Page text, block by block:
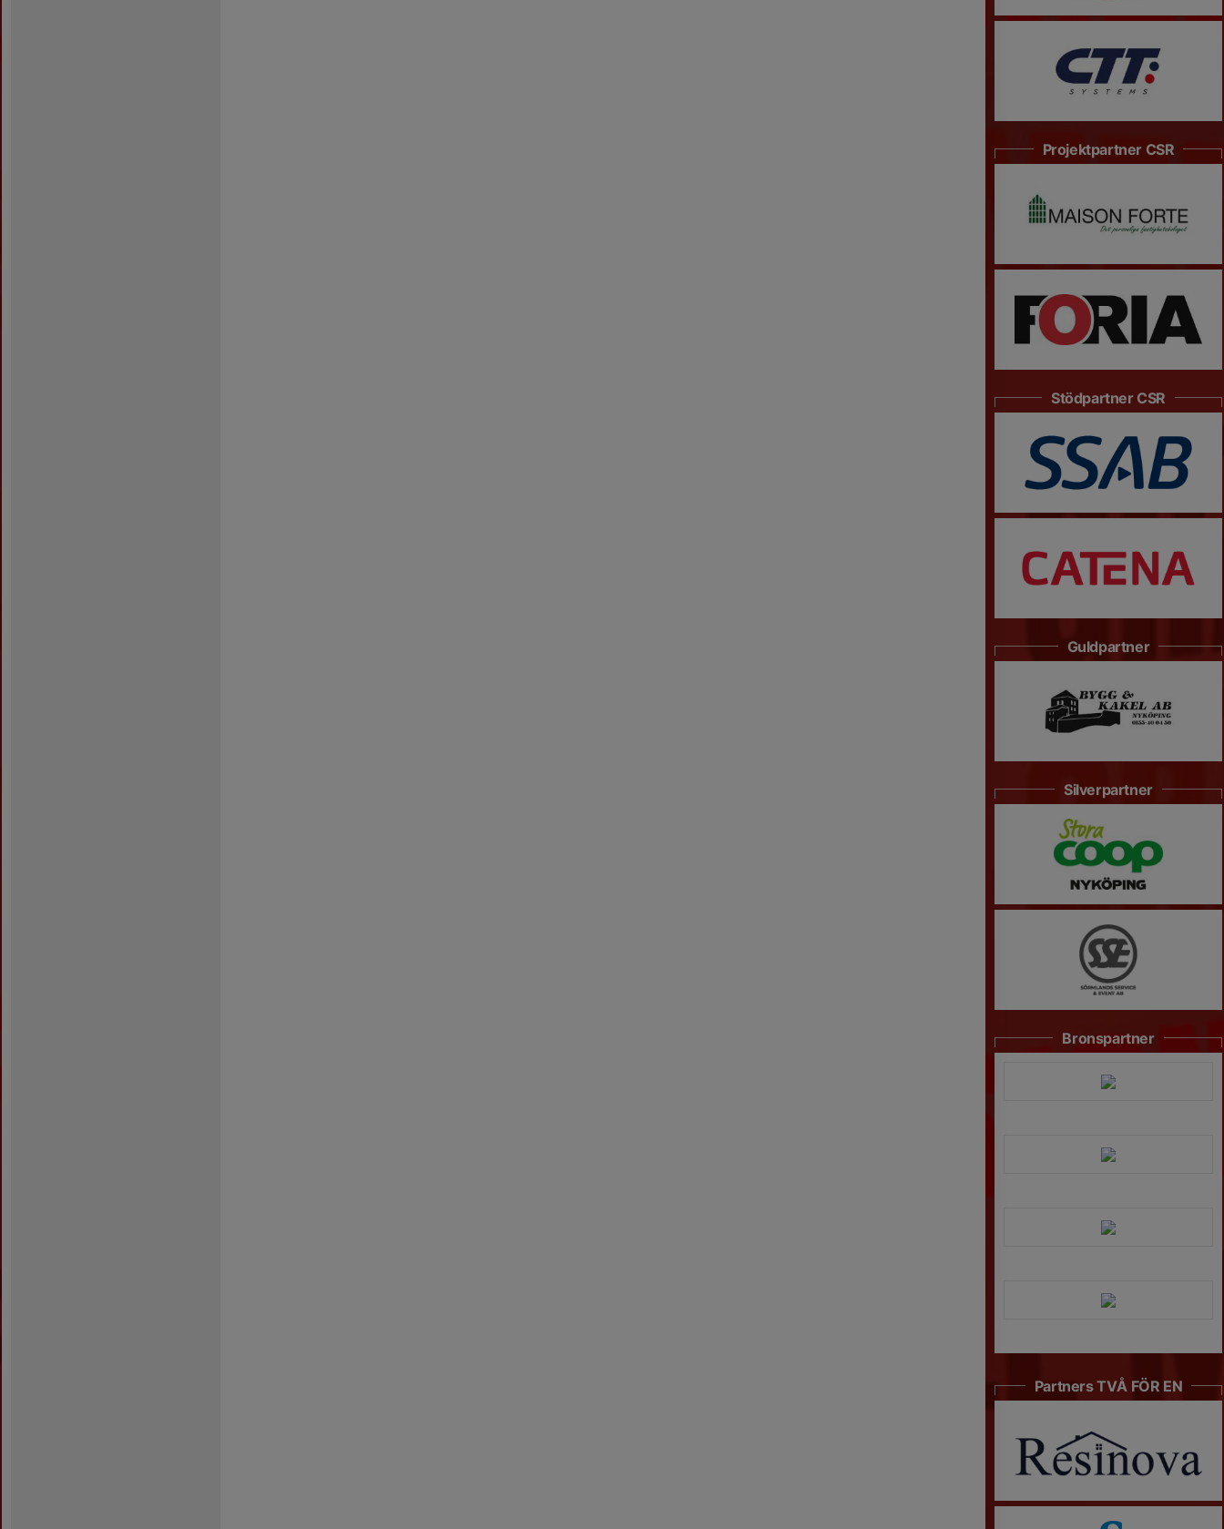
Projektpartner CSR
Stödpartner CSR
Guldpartner
Silverpartner
Bronspartner
Partners TVÅ FÖR EN